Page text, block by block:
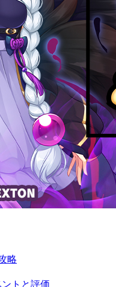
略
トと評価